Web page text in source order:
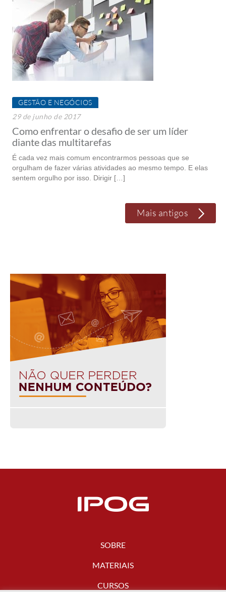
GESTÃO E NEGÓCIOS
29 de junho de 2017
Como enfrentar o desafio de ser um líder
diante das multitarefas
É cada vez mais comum encontrarmos pessoas que se
orgulham de fazer várias atividades ao mesmo tempo. E elas
sentem orgulho por isso. Dirigir […]
Mais antigos
SOBRE
MATERIAIS
CURSOS